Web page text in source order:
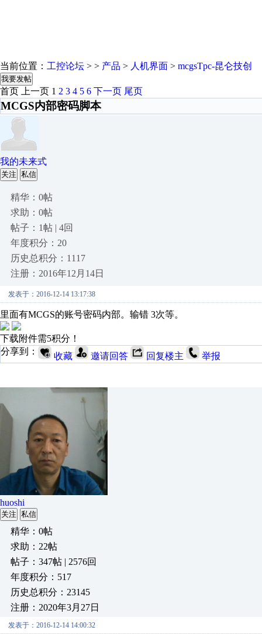
当前位置： 工控论坛 > > 产品 > 人机界面 > mcgsTpc-昆仑技创
我要发帖
首页 上一页 1 2 3 4 5 6 下一页 尾页
MCGS内部密码脚本
我的未来式
关注 私信
精华：0帖
求助：0帖
帖子：1帖 | 4回
年度积分：20
历史总积分：1117
注册：2016年12月14日
发表于：2016-12-14 13:17:38
里面有MCGS的账号密码内部。输错 3次等。
下载附件需5积分！
分享到：
收藏 邀请回答 回复楼主 举报
huoshi
关注 私信
精华：0帖
求助：22帖
帖子：347帖 | 2576回
年度积分：517
历史总积分：23145
注册：2020年3月27日
发表于：2016-12-14 14:00:32